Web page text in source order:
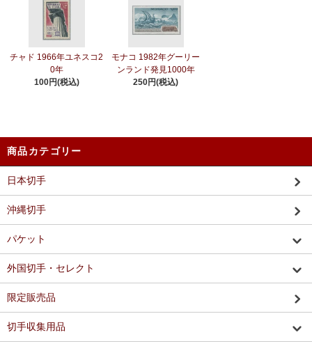
チャド 1966年ユネスコ2
0年
100円(税込)
モナコ 1982年グーリー
ンランド発見1000年
250円(税込)
商品カテゴリー
日本切手
沖縄切手
パケット
外国切手・セレクト
限定販売品
切手収集用品